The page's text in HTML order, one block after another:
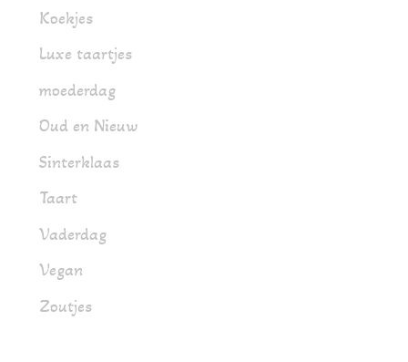
Koekjes
Luxe taartjes
moederdag
Oud en Nieuw
Sinterklaas
Taart
Vaderdag
Vegan
Zoutjes